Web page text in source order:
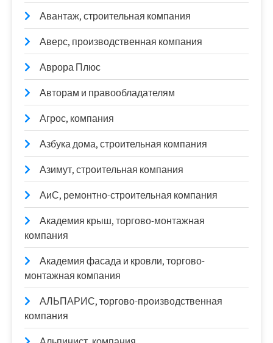
Авантаж, строительная компания
Аверс, производственная компания
Аврора Плюс
Авторам и правообладателям
Агрос, компания
Азбука дома, строительная компания
Азимут, строительная компания
АиС, ремонтно-строительная компания
Академия крыш, торгово-монтажная
компания
Академия фасада и кровли, торгово-
монтажная компания
АЛЬПАРИС, торгово-производственная
компания